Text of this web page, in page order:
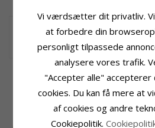
1 x 7 mm og 2 x 6 mm marguerit
overflade.
RELATEREDE
Vi værdsætter dit privatliv.
at forbedre din
personligt tilpassede
analysere vores trafik.
"Accepter alle" accepterer
cookies. Du kan få mere at
af cookies og andre
Cookiepolitik.